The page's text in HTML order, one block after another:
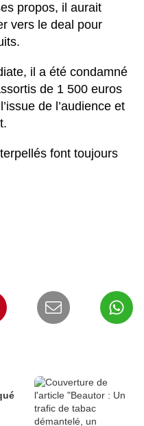
propos, il aurait
vers le deal pour
il a été condamné
de 1 500 euros
de l’audience et
font toujours